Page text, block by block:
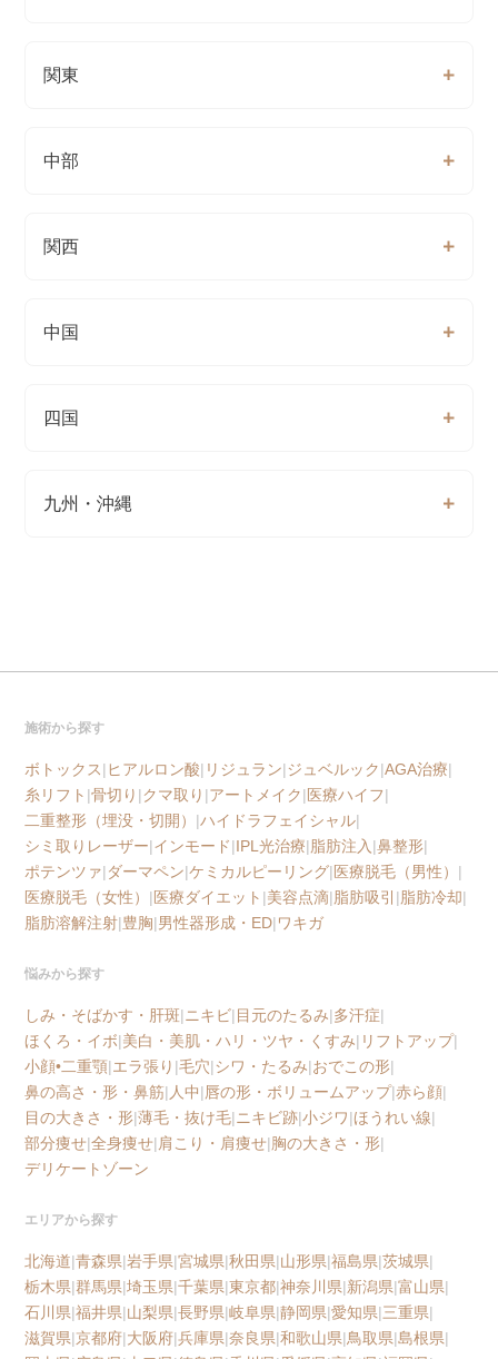
関東
中部
関西
中国
四国
九州・沖縄
施術から探す
ボトックス|ヒアルロン酸| リジュラン|ジュベルック|AGA治療|
糸リフト |骨切り |クマ取り |アートメイク|医療ハイフ|
二重整形（埋没・切開） |ハイドラフェイシャル|
シミ取りレーザー|インモード|IPL光治療|脂肪注入 |鼻整形|
ポテンツァ|ダーマペン|ケミカルピーリング|医療脱毛（男性） |
医療脱毛（女性） |医療ダイエット |美容点滴|脂肪吸引 |脂肪冷却|
脂肪溶解注射|豊胸|男性器形成・ED|ワキガ
悩みから探す
しみ・そばかす・肝斑| ニキビ|目元のたるみ|多汗症|
ほくろ・イボ|美白・美肌・ハリ・ツヤ・くすみ| リフトアップ|
小顔•二重顎|エラ張り |毛穴|シワ・たるみ|おでこの形|
鼻の高さ・形・鼻筋| 人中|唇の形・ボリュームアップ|赤ら顔|
目の大きさ・形|薄毛・抜け毛| ニキビ跡|小ジワ|ほうれい線|
部分痩せ|全身痩せ|肩こり・肩痩せ|胸の大きさ・形|
デリケートゾーン
エリアから探す
北海道|青森県|岩手県|宮城県|秋田県|山形県|福島県|茨城県|
栃木県|群馬県|埼玉県|千葉県|東京都|神奈川県|新潟県|富山県|
石川県|福井県|山梨県|長野県|岐阜県|静岡県|愛知県|三重県|
滋賀県|京都府|大阪府|兵庫県|奈良県|和歌山県|鳥取県|島根県|